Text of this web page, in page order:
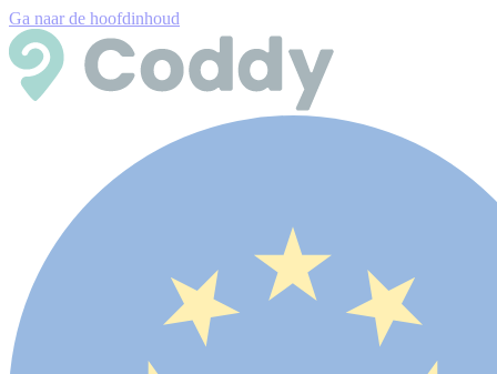
Ga naar de hoofdinhoud